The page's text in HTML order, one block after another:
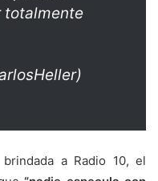
totalmente
a Radio 10, el